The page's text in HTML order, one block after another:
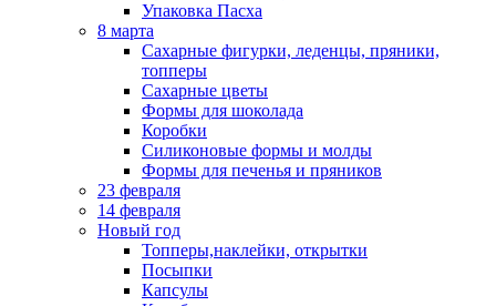
Упаковка Пасха
8 марта
Сахарные фигурки, леденцы, пряники,
топперы
Сахарные цветы
Формы для шоколада
Коробки
Силиконовые формы и молды
Формы для печенья и пряников
23 февраля
14 февраля
Новый год
Топперы,наклейки, открытки
Посыпки
Капсулы